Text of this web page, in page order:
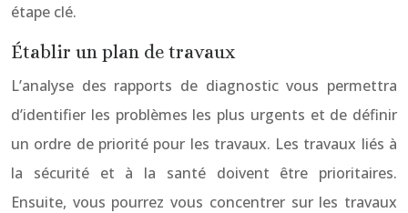
étape clé.
Établir un plan de travaux
L’analyse des rapports de diagnostic vous permettra
d’identifier les problèmes les plus urgents et de définir
un ordre de priorité pour les travaux. Les travaux liés à
la sécurité et à la santé doivent être prioritaires.
Ensuite, vous pourrez vous concentrer sur les travaux